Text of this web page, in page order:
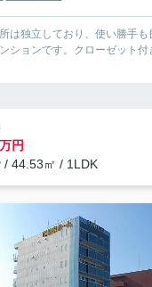
は独立しており、使い勝手
ションです。クローゼット付
円
/ 44.53㎡ / 1LDK